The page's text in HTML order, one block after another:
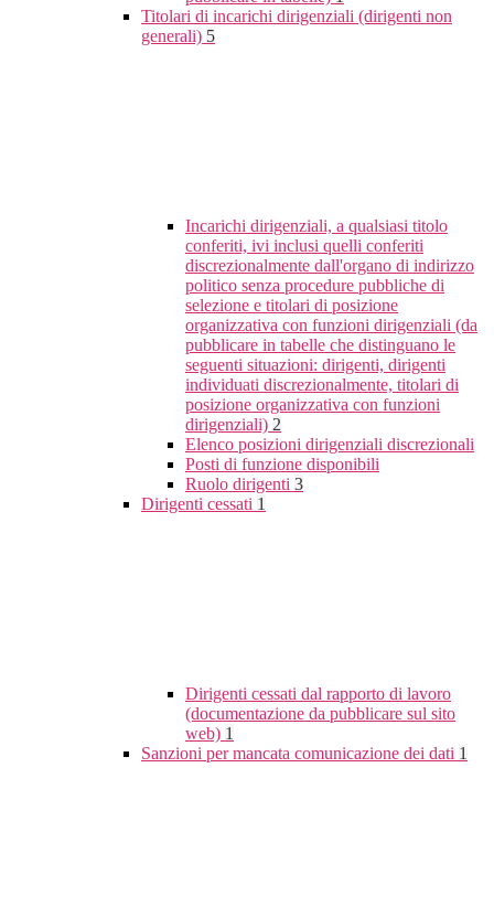
Titolari di incarichi dirigenziali (dirigenti non
generali) 5
Incarichi dirigenziali, a qualsiasi titolo
conferiti, ivi inclusi quelli conferiti
discrezionalmente dall'organo di indirizzo
politico senza procedure pubbliche di
selezione e titolari di posizione
organizzativa con funzioni dirigenziali (da
pubblicare in tabelle che distinguano le
seguenti situazioni: dirigenti, dirigenti
individuati discrezionalmente, titolari di
posizione organizzativa con funzioni
dirigenziali) 2
Elenco posizioni dirigenziali discrezionali
Posti di funzione disponibili
Ruolo dirigenti 3
Dirigenti cessati 1
Dirigenti cessati dal rapporto di lavoro
(documentazione da pubblicare sul sito
web) 1
Sanzioni per mancata comunicazione dei dati 1